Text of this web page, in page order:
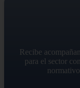
Recibe
para el sector